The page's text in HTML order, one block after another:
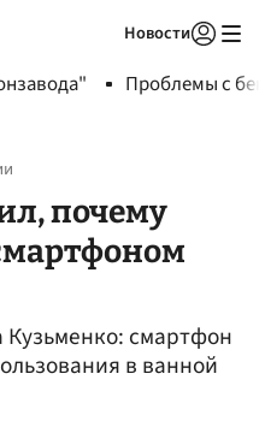
Новости
Проблемы с
почему
Кузьменко: смартфон
в ванной